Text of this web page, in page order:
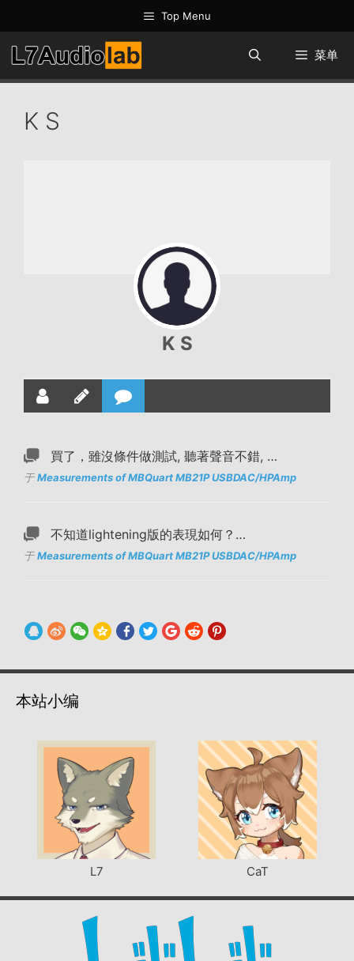
至
内
容
Top Menu
菜单
K S
K S
買了，雖沒條件做測試, 聽著聲音不錯, …
于Measurements of MBQuart MB21P USBDAC/HPAmp
不知道lightening版的表現如何？…
于Measurements of MBQuart MB21P USBDAC/HPAmp
本站小编
L7 CaT